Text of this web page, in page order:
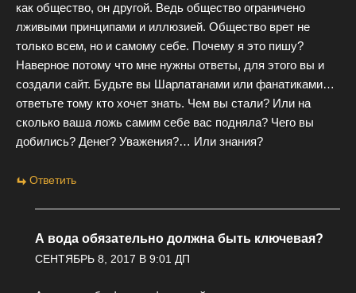
как общество, он другой. Ведь общество ограничено
лживыми принципами и иллюзией. Общество врет не
только всем, но и самому себе. Почему я это пишу?
Наверное потому что мне нужны ответы, для этого вы и
создали сайт. Будьте вы Шарлатанами или фанатиками…
ответьте тому кто хочет знать. Чем вы стали? Или на
сколько ваша ложь самим себе вас подняла? Чего вы
добились? Денег? Уважения?… Или знания?
Ответить
А вода обязательно должна быть ключевая?
СЕНТЯБРЬ 8, 2017 В 9:01 ДП